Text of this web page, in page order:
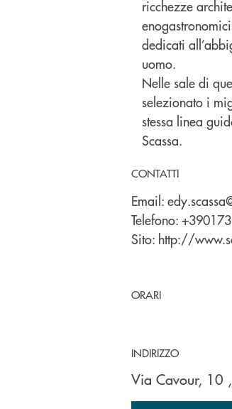
ricchezze
dedicati
uomo.
Nelle sale di
selezionato i
stessa linea
Scassa.
CONTATTI
Email:
Telefono:
Sito: http://
ORARI
INDIRIZZO
Via Cavour, 10